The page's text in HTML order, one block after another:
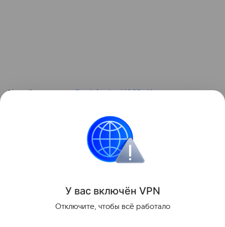
Читайте также:Back in the USSR. Как советские
Контент недоступен
Поделиться
У вас включён VPN
Отключите, чтобы всё работало